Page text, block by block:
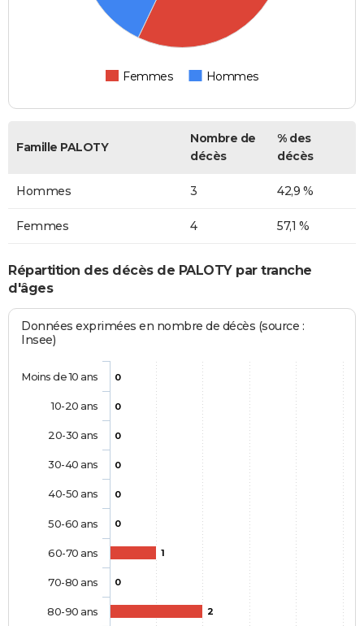
Femmes Hommes
Famille PALOTY
Nombre de
décès
% des
décès
Hommes 3 42,9 %
Femmes 4 57,1 %
Répartition des décès de PALOTY par tranche
d'âges
Données exprimées en nombre de décès (source :
Insee)
0
0
0
0
0
0
1
0
2
Moins de 10 ans
10-20 ans
20-30 ans
30-40 ans
40-50 ans
50-60 ans
60-70 ans
70-80 ans
80-90 ans